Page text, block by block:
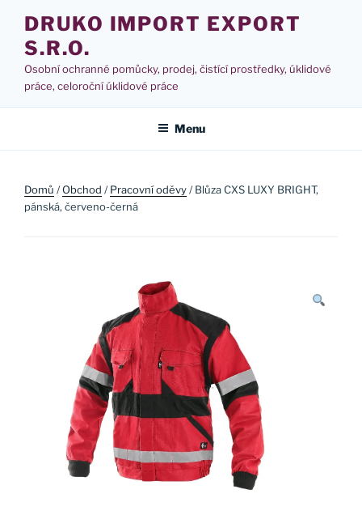
obsahu
webu
DRUKO IMPORT EXPORT
S.R.O.
Osobní ochranné pomůcky, prodej, čistící prostředky, úklidové
práce, celoroční úklidové práce
Menu
Domů /Obchod /Pracovní oděvy/ Blůza CXS LUXY BRIGHT,
pánská, červeno-černá